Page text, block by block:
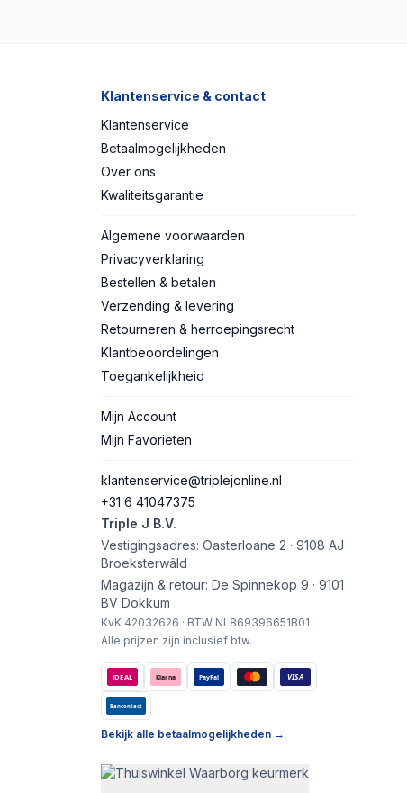
Klantenservice & contact
Klantenservice
Betaalmogelijkheden
Over ons
Kwaliteitsgarantie
Algemene voorwaarden
Privacyverklaring
Bestellen & betalen
Verzending & levering
Retourneren & herroepingsrecht
Klantbeoordelingen
Toegankelijkheid
Mijn Account
Mijn Favorieten
klantenservice@triplejonline.nl
+31 6 41047375
Triple J B.V.
Vestigingsadres: Oasterloane 2 · 9108 AJ
Broeksterwâld
Magazijn & retour: De Spinnekop 9 · 9101
BV Dokkum
KvK 42032626 · BTW NL869396651B01
Alle prijzen zijn inclusief btw.
iDEAL Klarna PayPal VISA
Bancontact
Bekijk alle betaalmogelijkheden →